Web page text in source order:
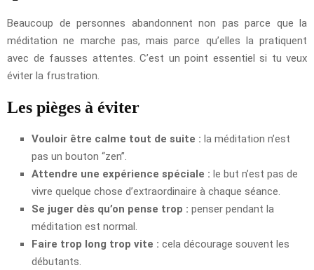
Beaucoup de personnes abandonnent non pas parce que la
méditation ne marche pas, mais parce qu’elles la pratiquent
avec de fausses attentes. C’est un point essentiel si tu veux
éviter la frustration.
Les pièges à éviter
Vouloir être calme tout de suite : la méditation n’est
pas un bouton “zen”.
Attendre une expérience spéciale : le but n’est pas de
vivre quelque chose d’extraordinaire à chaque séance.
Se juger dès qu’on pense trop : penser pendant la
méditation est normal.
Faire trop long trop vite : cela décourage souvent les
débutants.